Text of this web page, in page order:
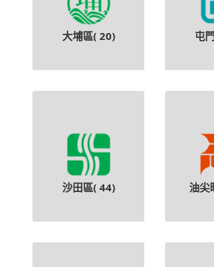
大埔區( 20) 屯
沙田區( 44) 油尖